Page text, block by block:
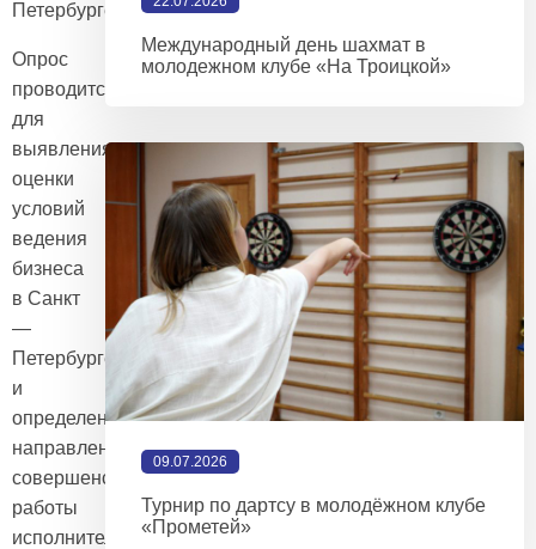
Петербурге.
Опрос
проводится
для
выявления
оценки
условий
ведения
бизнеса
в Санкт
—
Петербурге
и
определения
направлений
совершенствования
работы
исполнительных
Международный день шахмат в
молодежном клубе «На Троицкой»
09.07.2026
Турнир по дартсу в молодёжном клубе
«Прометей»